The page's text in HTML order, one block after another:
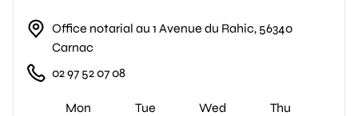
Office notarial au 1 Avenue du Rahic, 56340
Carnac
02 97 52 07 08
Mon
Tue
Wed
Thu